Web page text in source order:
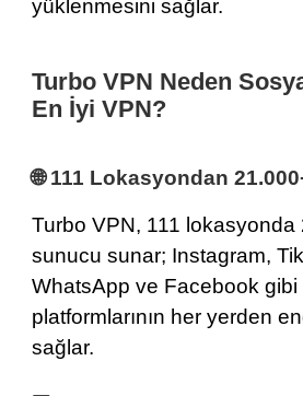
yüklenmesini sağlar.
Turbo VPN Neden
En İyi VPN?
🌐 111 Lokasyondan
Turbo VPN, 111 lokasyonda
sunucu sunar; Instagram,
WhatsApp ve Facebook
platformlarının her yerden
sağlar.